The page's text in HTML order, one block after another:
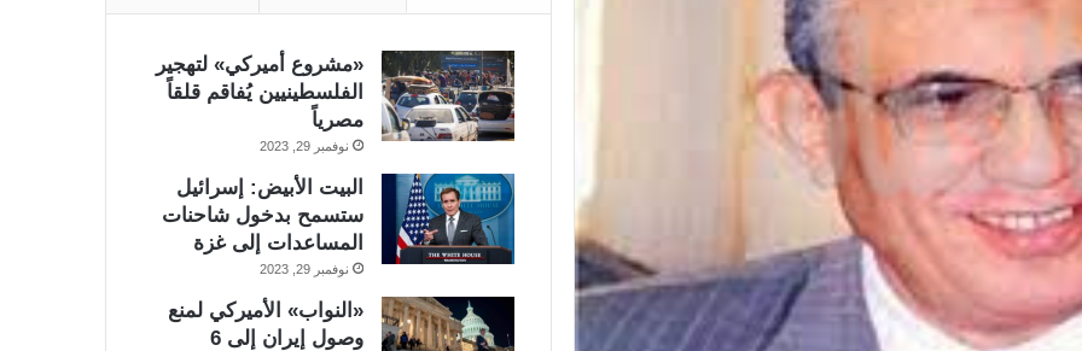
«مشروع أميركي» لتهجير
الفلسطينيين يُفاقم قلقاً
مصرياً
نوفمبر 29, 2023
البيت الأبيض: إسرائيل
ستسمح بدخول شاحنات
المساعدات إلى غزة
نوفمبر 29, 2023
«النواب» الأميركي لمنع
وصول إيران إلى 6